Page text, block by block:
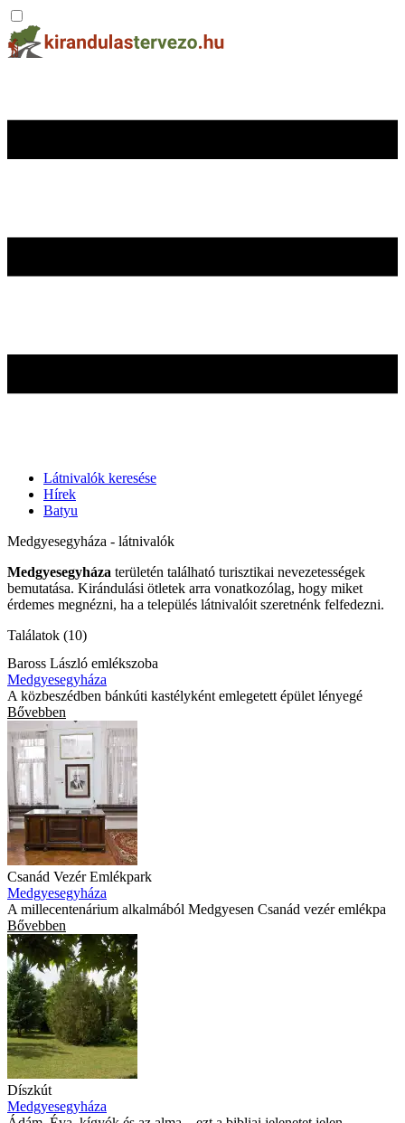
Látnivalók keresése
Hírek
Batyu
Medgyesegyháza - látnivalók
Medgyesegyháza területén található turisztikai nevezetességek
bemutatása. Kirándulási ötletek arra vonatkozólag, hogy miket
érdemes megnézni, ha a település látnivalóit szeretnénk felfedezni.
Találatok (10)
Baross László emlékszoba
Medgyesegyháza
A közbeszédben bánkúti kastélyként emlegetett épület lényegé
Bővebben
Csanád Vezér Emlékpark
Medgyesegyháza
A millecentenárium alkalmából Medgyesen Csanád vezér emlékpa
Bővebben
Díszkút
Medgyesegyháza